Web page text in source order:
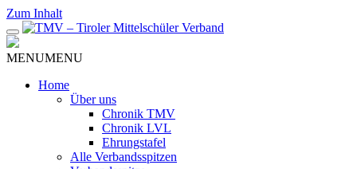
Zum Inhalt
MENUMENU
Home
Über uns
Chronik TMV
Chronik LVL
Ehrungstafel
Alle Verbandsspitzen